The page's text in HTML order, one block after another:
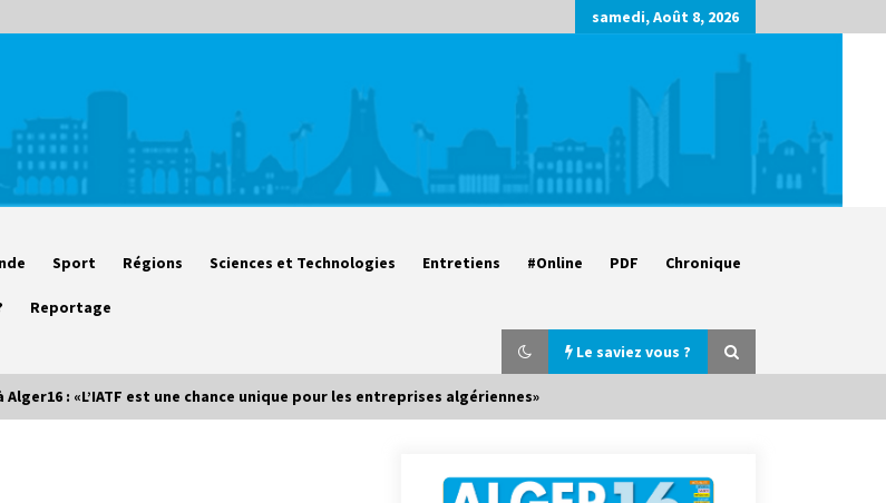
samedi, Août 8, 2026
Sport Régions Sciences et Technologies Entretiens #Online PDF Chronique
Reportage
Le saviez vous ?
Parking de la Promenade des
Sablettes : Mis en service de bornes
: «L’IATF est une chance unique pour les entreprises algériennes»